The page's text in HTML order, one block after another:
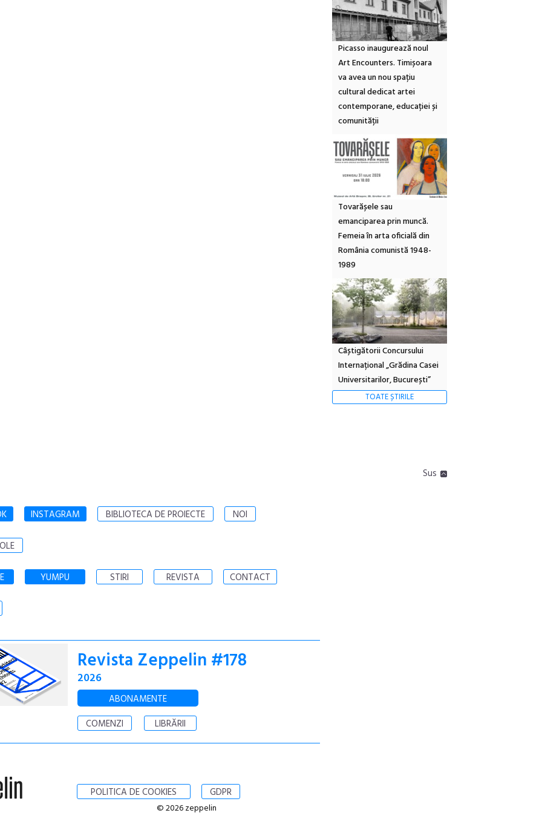
Picasso inaugurează noul
Art Encounters. Timișoara
va avea un nou spațiu
cultural dedicat artei
contemporane, educației și
comunității
Tovarășele sau
emanciparea prin muncă.
Femeia în arta oficială din
România comunistă 1948-
1989
Câștigătorii Concursului
Internațional „Grădina Casei
Universitarilor, București”
TOATE ȘTIRILE
Sus
INSTAGRAM BIBLIOTECA DE PROIECTE NOI
YUMPU STIRI REVISTA CONTACT
Revista Zeppelin #178
2026
ABONAMENTE
COMENZI
LIBRĂRII
POLITICA DE COOKIES GDPR
© 2026 zeppelin